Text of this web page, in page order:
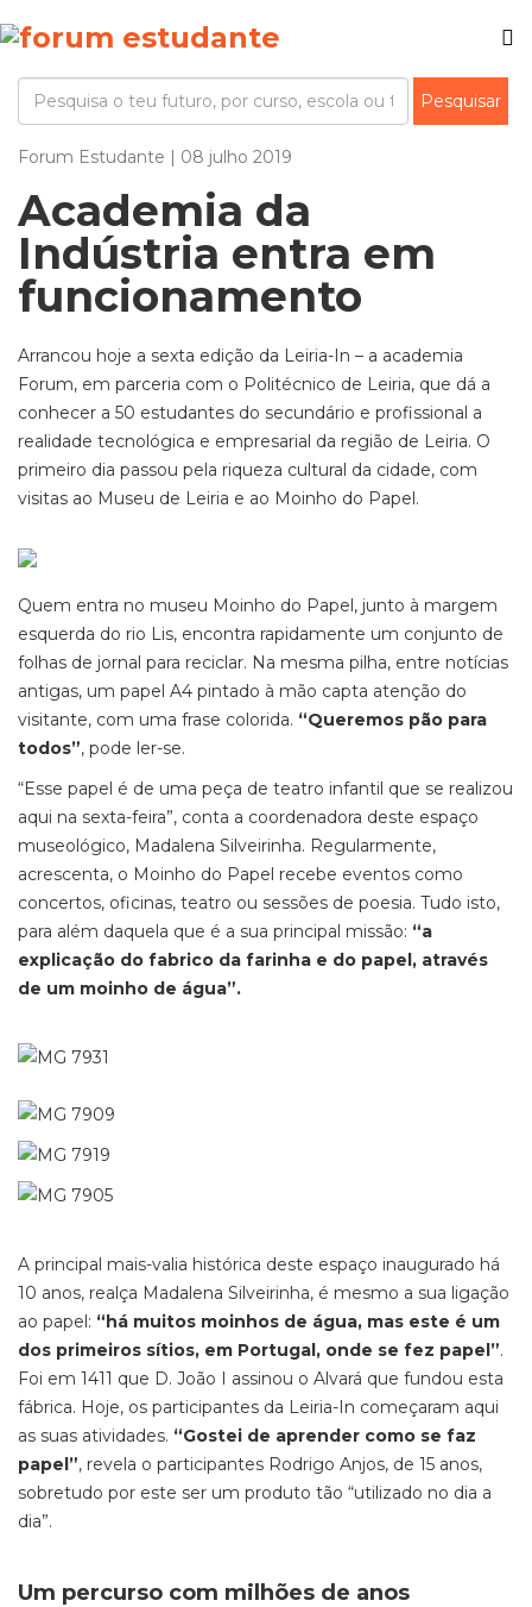
Forum Estudante | 08 julho 2019
Academia da
Indústria entra em
funcionamento
Arrancou hoje a sexta edição da Leiria-In – a academia
Forum, em parceria com o Politécnico de Leiria, que dá a
conhecer a 50 estudantes do secundário e profissional a
realidade tecnológica e empresarial da região de Leiria. O
primeiro dia passou pela riqueza cultural da cidade, com
visitas ao Museu de Leiria e ao Moinho do Papel.
Quem entra no museu Moinho do Papel, junto à margem
esquerda do rio Lis, encontra rapidamente um conjunto de
folhas de jornal para reciclar. Na mesma pilha, entre notícias
antigas, um papel A4 pintado à mão capta atenção do
visitante, com uma frase colorida. “Queremos pão para
todos”, pode ler-se.
“Esse papel é de uma peça de teatro infantil que se realizou
aqui na sexta-feira”, conta a coordenadora deste espaço
museológico, Madalena Silveirinha. Regularmente,
acrescenta, o Moinho do Papel recebe eventos como
concertos, oficinas, teatro ou sessões de poesia. Tudo isto,
para além daquela que é a sua principal missão: “a
explicação do fabrico da farinha e do papel, através
de um moinho de água”.
A principal mais-valia histórica deste espaço inaugurado há
10 anos, realça Madalena Silveirinha, é mesmo a sua ligação
ao papel: “há muitos moinhos de água, mas este é um
dos primeiros sítios, em Portugal, onde se fez papel”.
Foi em 1411 que D. João I assinou o Alvará que fundou esta
fábrica. Hoje, os participantes da Leiria-In começaram aqui
as suas atividades. “Gostei de aprender como se faz
papel”, revela o participantes Rodrigo Anjos, de 15 anos,
sobretudo por este ser um produto tão “utilizado no dia a
dia”.
Um percurso com milhões de anos